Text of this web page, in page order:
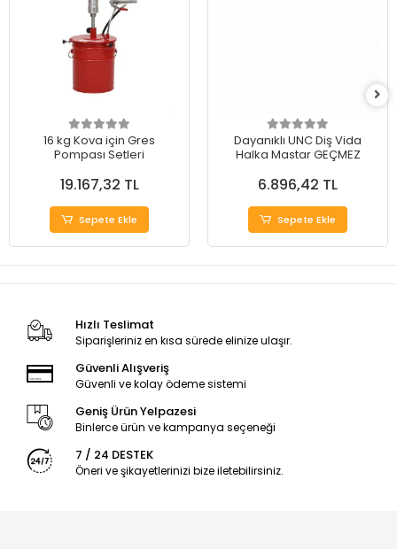
16 kg Kova için Gres
Pompası Setleri
19.167,32 TL
Sepete Ekle
Dayanıklı UNC Diş Vida
Halka Mastar GEÇMEZ
6.896,42 TL
Sepete Ekle
Hızlı Teslimat
Siparişleriniz en kısa sürede elinize ulaşır.
Güvenli Alışveriş
Güvenli ve kolay ödeme sistemi
Geniş Ürün Yelpazesi
Binlerce ürün ve kampanya seçeneği
7 / 24 DESTEK
Öneri ve şikayetlerinizi bize iletebilirsiniz.